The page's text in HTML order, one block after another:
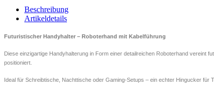
Beschreibung
Artikeldetails
Futuristischer Handyhalter – Roboterhand mit Kabelführung
Diese einzigartige Handyhalterung in Form einer detailreichen Roboterhand vereint
positioniert.
Ideal für Schreibtische, Nachttische oder Gaming-Setups – ein echter Hingucker